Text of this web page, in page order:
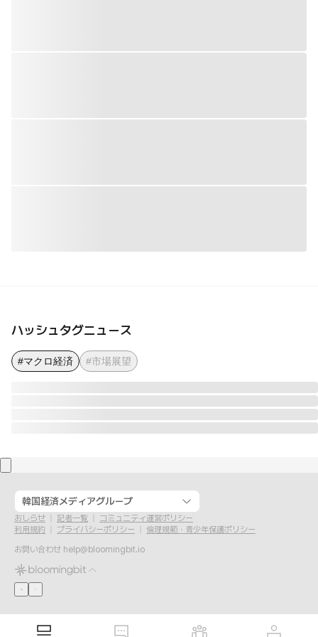
ハッシュタグニュース
#マクロ経済 #市場展望
韓国経済メディアグループ
おしらせ 記者一覧
コミュニティ運営ポリシー
利用規約
プライバシーポリシー
倫理規範・青少年保護ポリシー
お問い合わせ help@bloomingbit.io